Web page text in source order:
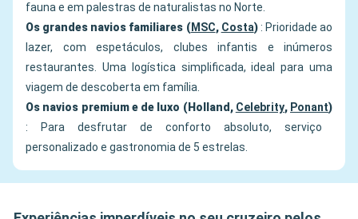
fauna e em palestras de naturalistas no Norte.
Os grandes navios familiares (MSC, Costa): Prioridade ao
lazer, com espetáculos, clubes infantis e inúmeros
restaurantes. Uma logística simplificada, ideal para uma
viagem de descoberta em família.
Os navios premium e de luxo (Holland, Celebrity, Ponant)
: Para desfrutar de conforto absoluto, serviço
personalizado e gastronomia de 5 estrelas.